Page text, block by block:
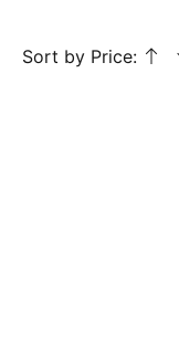
Sort by Price: